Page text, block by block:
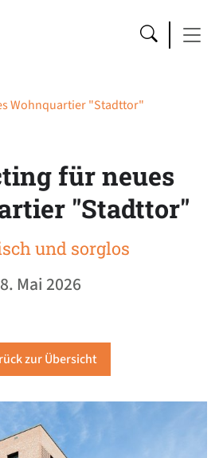
Wohnquartier "Stadttor"
für neues
"Stadttor"
und sorglos
8. Mai 2026
zur Übersicht